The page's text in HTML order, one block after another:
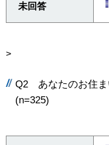
未回答
>
Q2 あなたのお住ま
(n=325)